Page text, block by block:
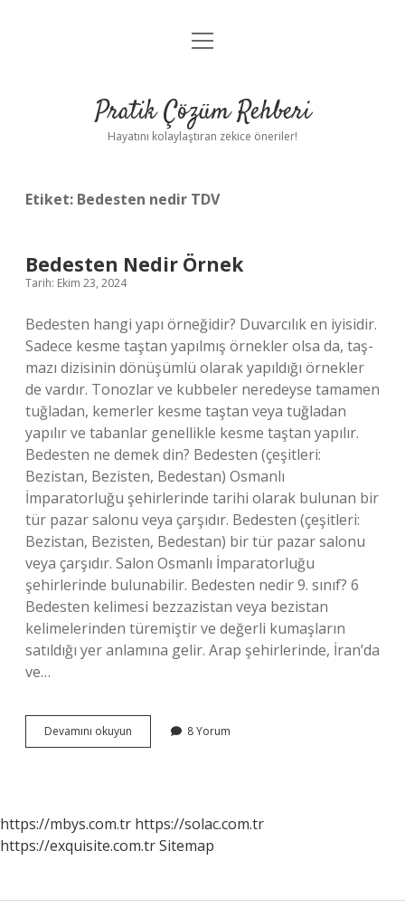
Anasayfa
Yasal Uyarı
menüyü
Pratik Çözüm Rehberi
Hayatını kolaylaştıran zekice öneriler!
Etiket: Bedesten nedir TDV
Bedesten Nedir Örnek
Tarih: Ekim 23, 2024
Bedesten hangi yapı örneğidir? Duvarcılık en iyisidir.
Sadece kesme taştan yapılmış örnekler olsa da, taş-
mazı dizisinin dönüşümlü olarak yapıldığı örnekler
de vardır. Tonozlar ve kubbeler neredeyse tamamen
tuğladan, kemerler kesme taştan veya tuğladan
yapılır ve tabanlar genellikle kesme taştan yapılır.
Bedesten ne demek din? Bedesten (çeşitleri:
Bezistan, Bezisten, Bedestan) Osmanlı
İmparatorluğu şehirlerinde tarihi olarak bulunan bir
tür pazar salonu veya çarşıdır. Bedesten (çeşitleri:
Bezistan, Bezisten, Bedestan) bir tür pazar salonu
veya çarşıdır. Salon Osmanlı İmparatorluğu
şehirlerinde bulunabilir. Bedesten nedir 9. sınıf? 6
Bedesten kelimesi bezzazistan veya bezistan
kelimelerinden türemiştir ve değerli kumaşların
satıldığı yer anlamına gelir. Arap şehirlerinde, İran’da
ve…
Devamını okuyun Bedesten
Nedir
8 Yorum
https://mbys.com.tr https://solac.com.tr
https://exquisite.com.trSitemap